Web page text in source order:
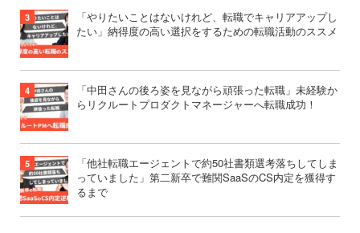
「やりたいことはないけれど、転職でキャリアアップし
たい」納得度の高い選択をするための転職活動のススメ
「中田さんの後ろ姿を見ながら頑張った転職」未経験か
らリクルートプロダクトマネージャーへ転職成功！
「他社転職エージェントで約50社書類選考落ちしてしま
っていました」第二新卒で難関SaaSのCS内定を獲得す
るまで